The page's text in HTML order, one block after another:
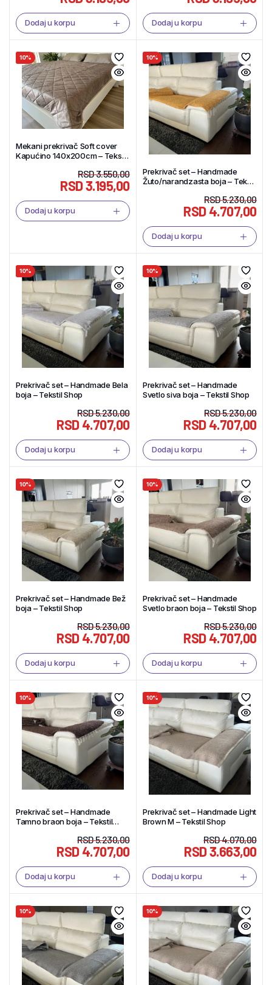
Dodaj u korpu Dodaj u korpu
10%
Mekani prekrivač Soft cover
Kapućino 140x200cm – Tekstil
RSD3.550,00
RSD3.195,00
Dodaj u korpu
10%
Prekrivač set – Handmade
Žuto/narandzasta boja – Tekstil
RSD5.230,00
RSD4.707,00
Dodaj u korpu
10%
Prekrivač set – Handmade Bela
boja – Tekstil Shop
RSD5.230,00
RSD4.707,00
Dodaj u korpu
10%
Prekrivač set – Handmade
Svetlo siva boja – Tekstil Shop
RSD5.230,00
RSD4.707,00
Dodaj u korpu
10%
Prekrivač set – Handmade Bež
boja – Tekstil Shop
RSD5.230,00
RSD4.707,00
Dodaj u korpu
10%
Prekrivač set – Handmade
Svetlo braon boja – Tekstil Shop
RSD5.230,00
RSD4.707,00
Dodaj u korpu
10%
Prekrivač set – Handmade
Tamno braon boja – Tekstil
RSD5.230,00
RSD4.707,00
Dodaj u korpu
10%
Prekrivač set – Handmade Light
Brown M – Tekstil Shop
RSD4.070,00
RSD3.663,00
Dodaj u korpu
10% 10%